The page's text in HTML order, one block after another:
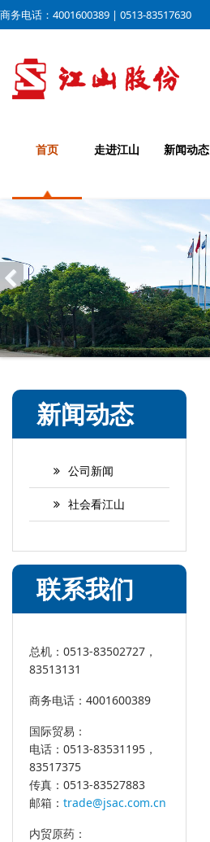
商务电话：4001600389 | 0513-83517630
首页 走进江山 新闻动态
新闻动态
公司新闻
社会看江山
联系我们
总机：0513-83502727，
83513131
商务电话：4001600389
国际贸易：
电话：0513-83531195，
83517375
传真：0513-83527883
邮箱： trade@jsac.com.cn
内贸原药：